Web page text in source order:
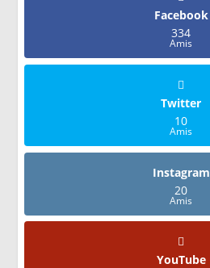
Facebook
334
Amis
Twitter
10
Amis
Instagram
20
Amis
YouTube